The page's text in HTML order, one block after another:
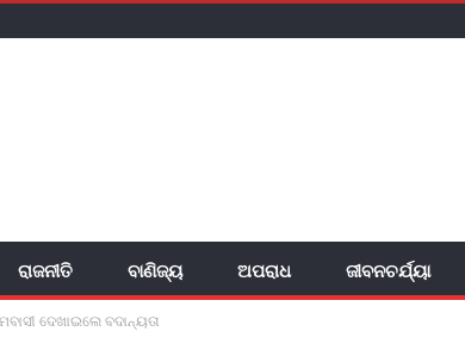
ରାଜନୀତି ବାଣିଜ୍ୟ ଅପରାଧ ଜୀବନଚର୍ଯ୍ୟା
ଦେଖାଇଲେ ବଦାନ୍ୟତା